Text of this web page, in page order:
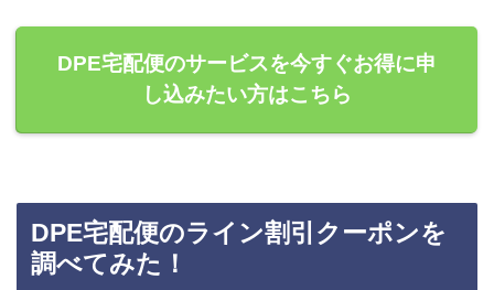
DPE宅配便のサービスを今すぐお得に申
し込みたい方はこちら
DPE宅配便のライン割引クーポンを
調べてみた！